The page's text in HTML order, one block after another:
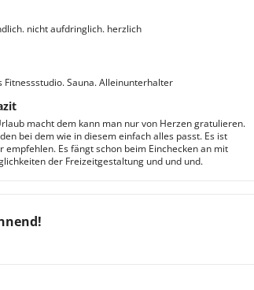
nicht aufdringlich. herzlich
Fitnessstudio. Sauna. Alleinunterhalter
macht dem kann man nur von Herzen gratulieren.
bei dem wie in diesem einfach alles passt. Es ist
empfehlen. Es fängt schon beim Einchecken an mit
der Freizeitgestaltung und und und.